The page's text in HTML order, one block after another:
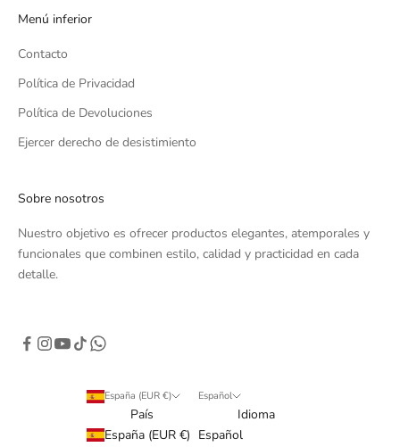
Menú inferior
Contacto
Política de Privacidad
Política de Devoluciones
Ejercer derecho de desistimiento
Sobre nosotros
Nuestro objetivo es ofrecer productos elegantes, atemporales y
funcionales que combinen estilo, calidad y practicidad en cada
detalle.
España (EUR €)
País
España (EUR €)
Español
Idioma
Español